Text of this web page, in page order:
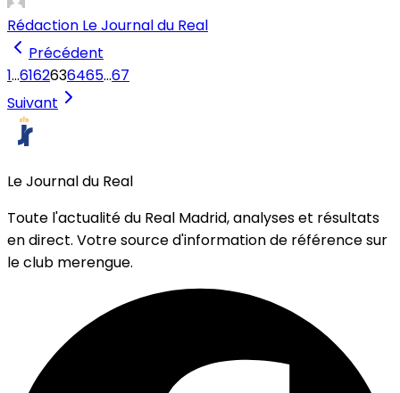
Rédaction Le Journal du Real
Précédent
1…6162636465…67
Suivant
Le Journal du Real
Toute l'actualité du Real Madrid, analyses et résultats
en direct. Votre source d'information de référence sur
le club merengue.